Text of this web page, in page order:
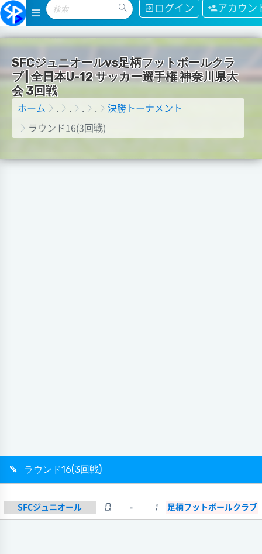
ログイン アカウン
SFCジュニオールvs足柄フッ トボールクラ
ブ 全日本U-12サッカー選手権神奈川県大
会3回戦
ホーム 決勝トーナメント
ラウンド16(3回戦)
ラウンド16(3回戦)
SFCジュニオール 0 - 1 足柄フットボールクラブ